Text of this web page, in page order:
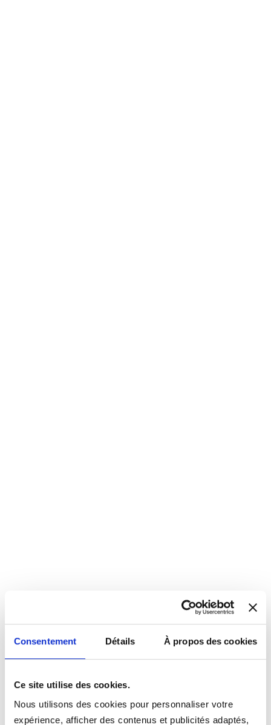
Consentement Détails À propos des cookies
Ce site utilise des cookies.
Nous utilisons des cookies pour personnaliser votre
expérience, afficher des contenus et publicités adaptés,